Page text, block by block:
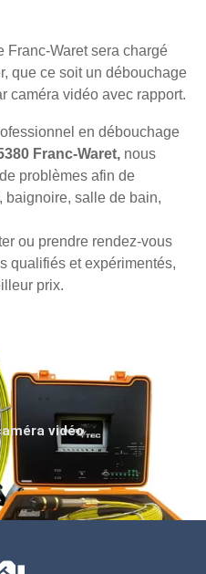
Franc-Waret sera chargé
que ce soit un débouchage
caméra vidéo avec rapport.
en débouchage
Franc-Waret, nous
problèmes afin de
baignoire, salle de bain,
ou prendre rendez-vous
qualifiés et expérimentés,
prix.
vidéo